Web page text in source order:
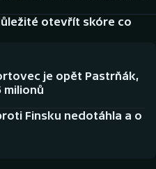
otevřít skóre co
je opět Pastrňák,
milionů
Finsku nedotáhla a o